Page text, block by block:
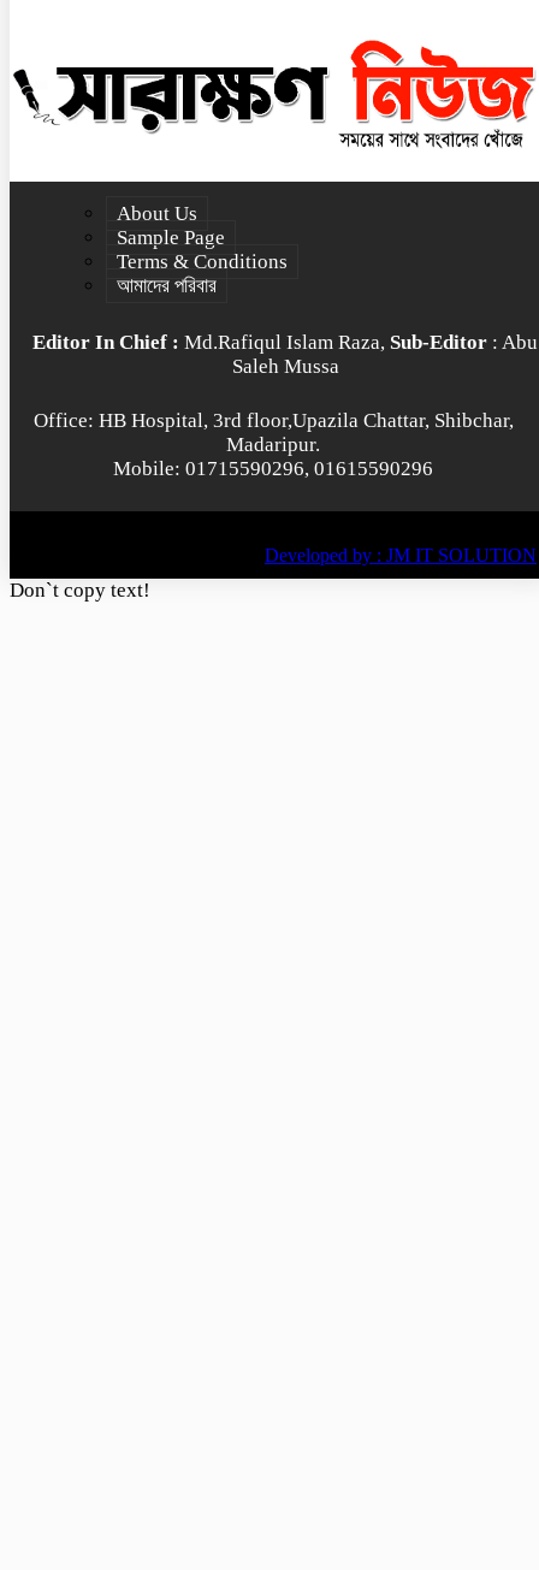
About Us
Sample Page
Terms & Conditions
আমাদের পরিবার
Editor In Chief : Md.Rafiqul Islam Raza, Sub-Editor : Abu
Saleh Mussa
Office: HB Hospital, 3rd floor,Upazila Chattar, Shibchar,
Madaripur.
Mobile: 01715590296, 01615590296
Developed by : JM IT SOLUTION
Don`t copy text!